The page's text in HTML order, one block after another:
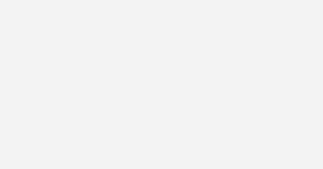
muss der Handwerker planvoll und
Zuerst sollte die Verjährung geprüft
jede Mängelbeseitigung